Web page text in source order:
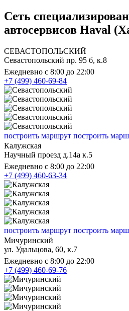
Сеть
автосервисов Haval
СЕВАСТОПОЛЬСКИЙ
Севастопольский пр. 95 б, к.8
Ежедневно с 8:00 до 22:00
+7 (499) 460-69-84
построить маршрут построить
Калужская
Научный проезд д.14а к.5
Ежедневно с 8:00 до 22:00
+7 (499) 460-63-34
построить маршрут построить
Мичуринский
ул. Удальцова, 60, к.7
Ежедневно с 8:00 до 22:00
+7 (499) 460-69-76